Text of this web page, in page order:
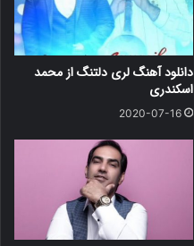
دانلود آهنگ لری دلتنگ از محمد
اسکندری
2020-07-16